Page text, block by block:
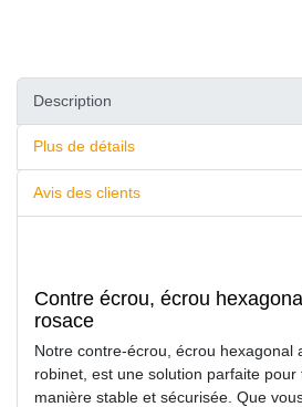
Description
Plus de détails
Avis des clients
Contre écrou, écrou
rosace
Notre contre-écrou, écrou hexagonal
robinet, est une solution parfaite
manière stable et sécurisée. Que